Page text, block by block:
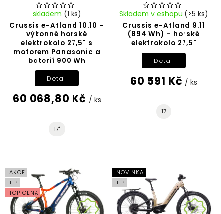
Crussis e-Atland 10.10 –
výkonné horské
elektrokolo 27,5" s
motorem Panasonic a
baterií 900 Wh
skladem (1 ks)
60 068,80 Kč / ks
Detail
17"
Crussis e-Atland 9.11
(894 Wh) – horské
elektrokolo 27,5"
Skladem v eshopu (>5 ks)
60 591 Kč / ks
Detail
17
AKCE
TIP
TOP CENA
NOVINKA
TIP